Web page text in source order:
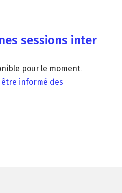
sessions inter
pour le moment.
informé des